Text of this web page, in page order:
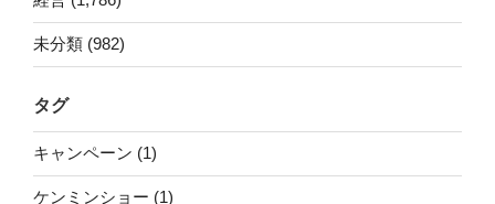
未分類 (982)
タグ
キャンペーン (1)
ケンミンショー (1)